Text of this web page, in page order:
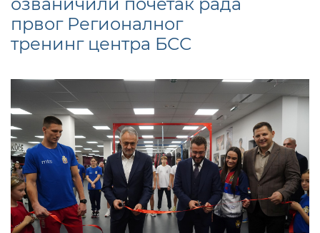
првог Регионалног
тренинг центра БСС